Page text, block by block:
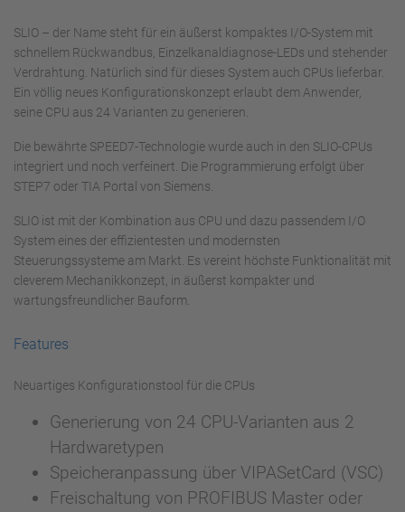
SLIO – der Name steht für ein äußerst kompaktes I/O-System mit
schnellem Rückwandbus, Einzelkanaldiagnose-LEDs und stehender
Verdrahtung. Natürlich sind für dieses System auch CPUs lieferbar.
Ein völlig neues Konfigurationskonzept erlaubt dem Anwender,
seine CPU aus 24 Varianten zu generieren.
Die bewährte SPEED7-Technologie wurde auch in den SLIO-CPUs
integriert und noch verfeinert. Die Programmierung erfolgt über
STEP7 oder TIA Portal von Siemens.
SLIO ist mit der Kombination aus CPU und dazu passendem I/O
System eines der effizientesten und modernsten
Steuerungssysteme am Markt. Es vereint höchste Funktionalität mit
cleverem Mechanikkonzept, in äußerst kompakter und
wartungsfreundlicher Bauform.
Features
Neuartiges Konfigurationstool für die CPUs
Generierung von 24 CPU-Varianten aus 2
Hardwaretypen
Speicheranpassung über VIPASetCard (VSC)
Freischaltung von PROFIBUS Master oder